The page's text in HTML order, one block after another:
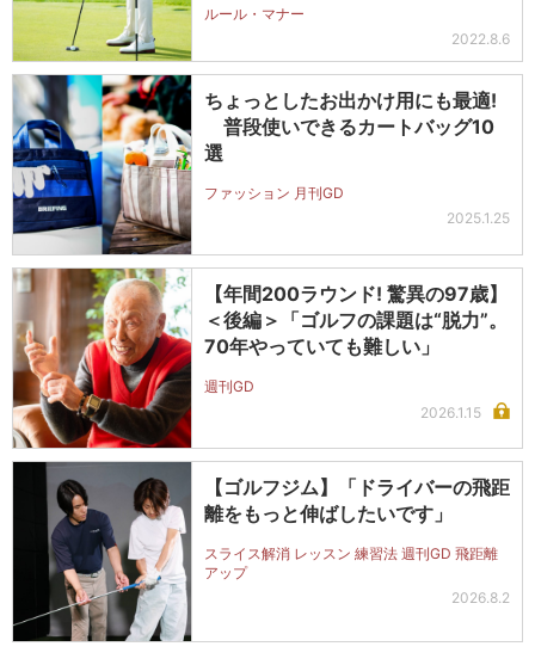
ルール・マナー
2022.8.6
ちょっとしたお出かけ用にも最適!
普段使いできるカートバッグ10
選
ファッション 月刊GD
2025.1.25
【年間200ラウンド! 驚異の97歳】
＜後編＞「ゴルフの課題は“脱力”。
70年やっていても難しい」
週刊GD
2026.1.15
【ゴルフジム】「ドライバーの飛距
離をもっと伸ばしたいです」
スライス解消 レッスン 練習法 週刊GD 飛距離
アップ
2026.8.2